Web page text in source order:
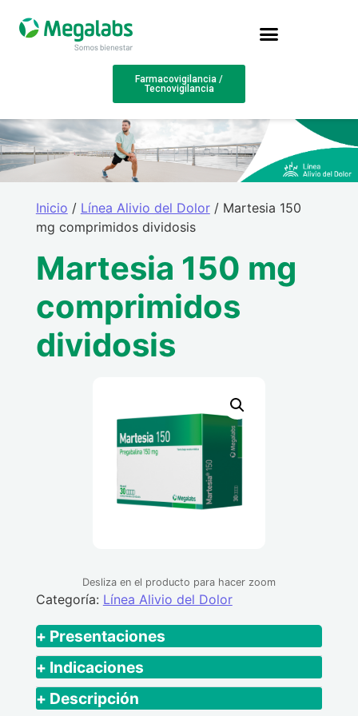
Farmacovigilancia /
Tecnovigilancia
Inicio / Línea Alivio del Dolor/ Martesia 150
mg comprimidos dividosis
Martesia 150 mg
comprimidos
dividosis
Desliza en el producto para hacer zoom
Categoría: Línea Alivio del Dolor
+ Presentaciones
Caja x 3 Blisteres x 10 Comprimidos
dividosis c/u + Prospecto Caja x 4
Blisteres x 7 Comprimidos dividosis c/u +
+ Indicaciones
Está indicado en adultos en: Dolor
neuropático asociado a neuropatía
+ Descripción